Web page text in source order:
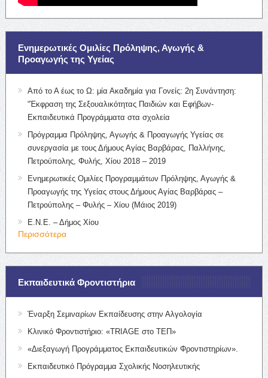
Ενημερωτικές Ομιλίες Πρόληψης, Αγωγής &
Προαγωγής της Υγείας
Από το Α έως το Ω: μία Ακαδημία για Γονείς: 2η Συνάντηση:
“Έκφραση της Σεξουαλικότητας Παιδιών και Εφήβων-
Εκπαιδευτικά Προγράμματα στα σχολεία
Πρόγραμμα Πρόληψης, Αγωγής & Προαγωγής Υγείας σε
συνεργασία με τους Δήμους Αγίας Βαρβάρας, Παλλήνης,
Πετρούπολης, Φυλής, Χίου 2018 – 2019
Ενημερωτικές Ομιλίες Προγραμμάτων Πρόληψης, Αγωγής &
Προαγωγής της Υγείας στους Δήμους Αγίας Βαρβάρας –
Πετρούπολης – Φυλής – Χίου (Μάιος 2019)
Ε.Ν.Ε. – Δήμος Χίου
Περισσότερα
Εκπαιδευτικά Φροντιστήρια
Έναρξη Σεμιναρίων Εκπαίδευσης στην Αλγολογία
Κλινικό Φροντιστήριο: «TRIAGE στο ΤΕΠ»
«Διεξαγωγή Προγράμματος Εκπαιδευτικών Φροντιστηρίων».
Εκπαιδευτικό Πρόγραμμα Σχολικής Νοσηλευτικής